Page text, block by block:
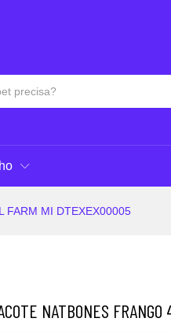
FARM MI DTEXEX00005
NATBONES